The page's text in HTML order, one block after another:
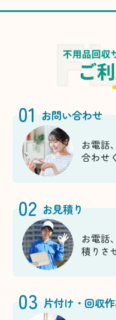
不用品回収
ご
01 お問い合わせ
お電話
合わせ
02 お見積り
お電話
積りさ
03 片付け・回収